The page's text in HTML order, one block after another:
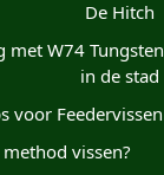
De Hitch
met W74
in de stad
voor
vissen?